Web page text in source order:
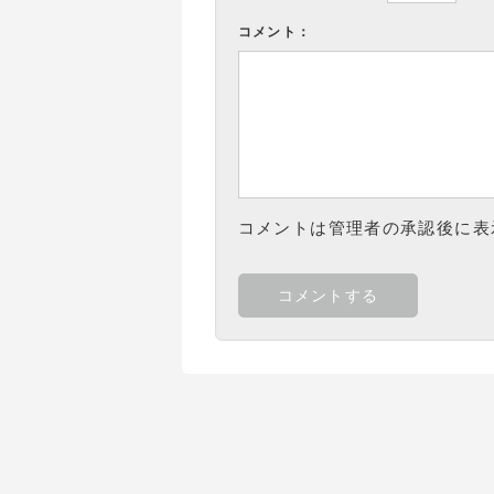
コメント：
コメントは管理者の承認後に表